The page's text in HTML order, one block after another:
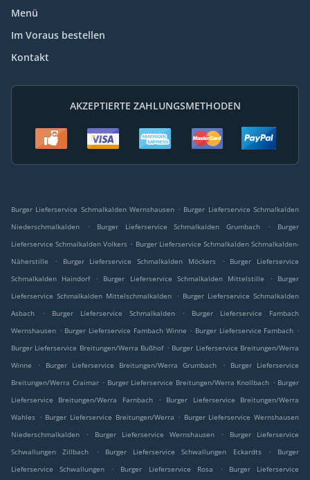
Menü
Im Voraus bestellen
Kontakt
AKZEPTIERTE ZAHLUNGSMETHODEN
Burger Lieferservice Schmalkalden Wernshausen . Burger Lieferservice Schmalkalden
Niederschmalkalden
. Burger Lieferservice Schmalkalden Grumbach .
Burger
Lieferservice Schmalkalden Volkers . Burger Lieferservice Schmalkalden Schmalkalden-
Näherstille
. Burger Lieferservice Schmalkalden Möckers .
Burger Lieferservice
Schmalkalden Haindorf
. Burger Lieferservice Schmalkalden Mittelstille .
Burger
Lieferservice Schmalkalden Mittelschmalkalden
. Burger Lieferservice Schmalkalden
Asbach
. Burger Lieferservice Schmalkalden .
Burger Lieferservice Fambach
Wernshausen . Burger Lieferservice Fambach Winne . Burger Lieferservice Fambach .
Burger Lieferservice Breitungen/Werra Bußhof . Burger Lieferservice Breitungen/Werra
Winne
. Burger Lieferservice Breitungen/Werra Grumbach .
Burger Lieferservice
Breitungen/Werra Craimar . Burger Lieferservice Breitungen/Werra Knollbach . Burger
Lieferservice Breitungen/Werra Farnbach
.
Burger Lieferservice Breitungen/Werra
Wahles . Burger Lieferservice Breitungen/Werra . Burger Lieferservice Wernshausen
Niederschmalkalden
. Burger Lieferservice Wernshausen .
Burger Lieferservice
Schwallungen Zillbach
. Burger Lieferservice Schwallungen Eckardts .
Burger
Lieferservice Schwallungen
. Burger Lieferservice Rosa .
Burger Lieferservice